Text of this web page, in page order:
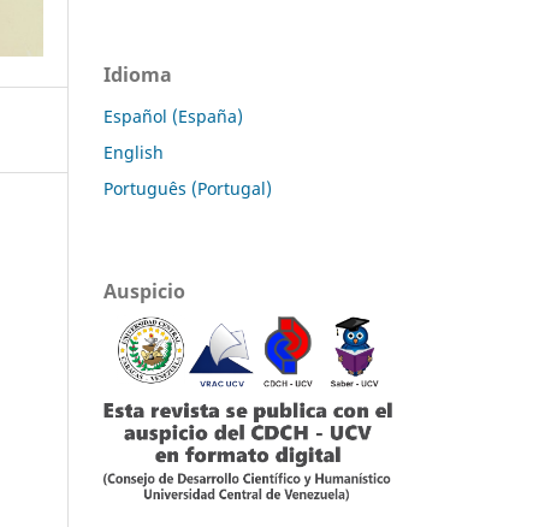
Idioma
Español (España)
English
Português (Portugal)
Auspicio